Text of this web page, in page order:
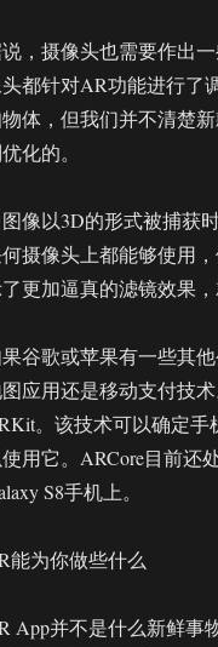
，摄像头也需要作出一
都针对AR功能进行了
体，但我们并不清楚
化的。
像以3D的形式被捕获
摄像头上都能够使用，
更加逼真的滤镜效果
谷歌或苹果有一些其
应用还是移动支付技
。该技术可以确定
用它。ARCore目前还
S8手机上。
能为你做些什么
App并不是什么新鲜事